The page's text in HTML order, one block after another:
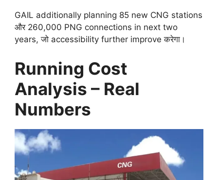
GAIL additionally planning 85 new CNG stations
और 260,000 PNG connections in next two
years, जो accessibility further improve करेगा।
Running Cost
Analysis – Real
Numbers